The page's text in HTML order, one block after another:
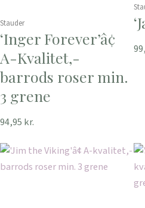
Stauder
‘Inger Forever’â¢
A-Kvalitet,-
barrods roser min.
3 grene
94,95 kr.